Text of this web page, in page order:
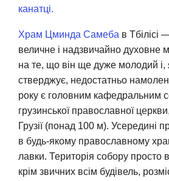
канатці.
Храм Цминда Самеба в Тбілісі
величне і надзвичайно духовне
на те, що він ще дуже молодий і,
стверджує, недостатньо
року є головним кафедральним
грузинської православної
Грузії (понад 100 м). Усередині
в будь-якому православному
лавки. Територія собору просто
крім звичних всім будівель,